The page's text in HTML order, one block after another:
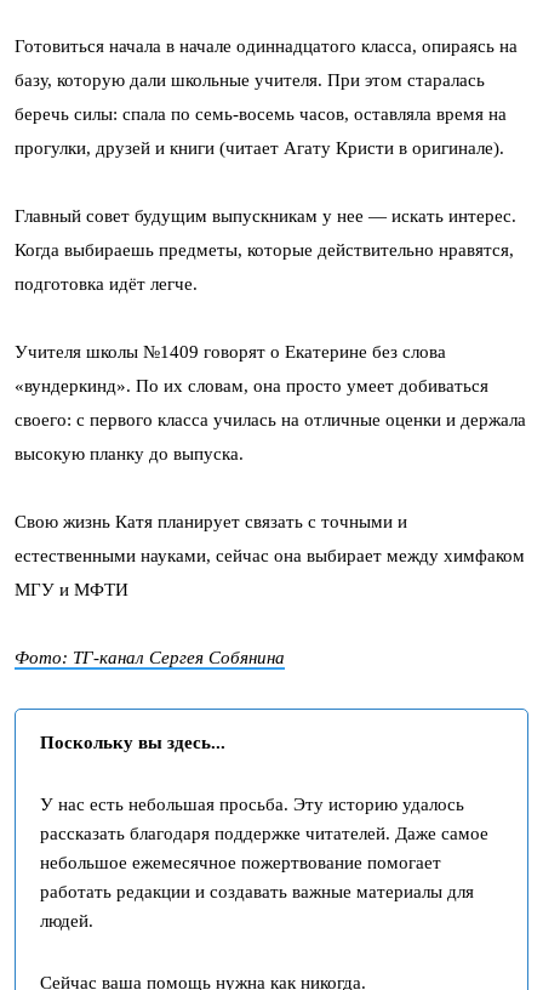
Готовиться начала в начале одиннадцатого класса, опираясь на
базу, которую дали школьные учителя. При этом старалась
беречь силы: спала по семь-восемь часов, оставляла время на
прогулки, друзей и книги (читает Агату Кристи в оригинале).
Главный совет будущим выпускникам у нее — искать интерес.
Когда выбираешь предметы, которые действительно нравятся,
подготовка идёт легче.
Учителя школы №1409 говорят о Екатерине без слова
«вундеркинд». По их словам, она просто умеет добиваться
своего: с первого класса училась на отличные оценки и держала
высокую планку до выпуска.
Свою жизнь Катя планирует связать с точными и
естественными науками, сейчас она выбирает между химфаком
МГУ и МФТИ
Фото: ТГ-канал Сергея Собянина
Поскольку вы здесь...
У нас есть небольшая просьба. Эту историю удалось
рассказать благодаря поддержке читателей. Даже самое
небольшое ежемесячное пожертвование помогает
работать редакции и создавать важные материалы для
людей.
Сейчас ваша помощь нужна как никогда.